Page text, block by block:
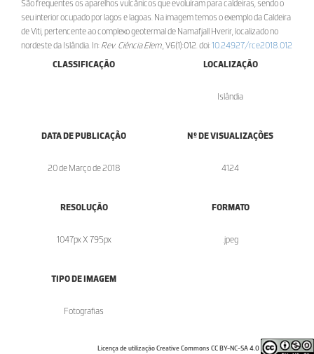
São frequentes os aparelhos vulcânicos que evoluíram para caldeiras, sendo o
seu interior ocupado por lagos e lagoas. Na imagem temos o exemplo da Caldeira
de Viti, pertencente ao complexo geotermal de Namafjall Hverir, localizado no
nordeste da Islândia. In: Rev. Ciência Elem., V6(1):012. doi: 10.24927/rce2018.012
CLASSIFICAÇÃO
LOCALIZAÇÃO
Islândia
DATA DE PUBLICAÇÃO
20 de Março de 2018
Nº DE VISUALIZAÇÕES
4124
RESOLUÇÃO
1047px X 795px
FORMATO
.jpeg
TIPO DE IMAGEM
Fotografias
Licença de utilização Creative Commons CC BY-NC-SA 4.0